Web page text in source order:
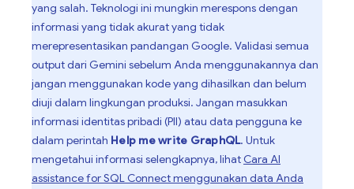
yang salah. Teknologi ini mungkin merespons dengan
informasi yang tidak akurat yang tidak
merepresentasikan pandangan Google. Validasi semua
output dari Gemini sebelum Anda menggunakannya dan
jangan menggunakan kode yang dihasilkan dan belum
diuji dalam lingkungan produksi. Jangan masukkan
informasi identitas pribadi (PII) atau data pengguna ke
dalam perintah Help me write GraphQL. Untuk
mengetahui informasi selengkapnya, lihat Cara AI
assistance forSQL Connectmenggunakan data Anda